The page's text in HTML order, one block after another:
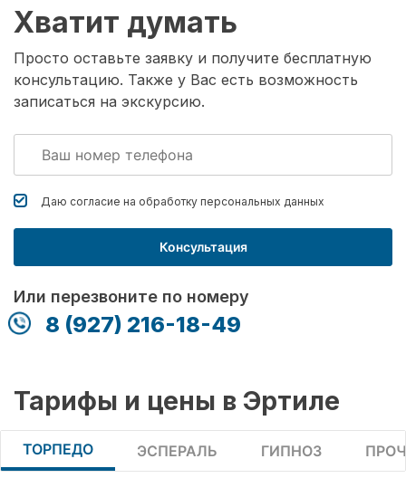
Хватит думать
Просто оставьте заявку и получите бесплатную
консультацию. Также у Вас есть возможность
записаться на экскурсию.
Даю согласие на обработку персональных данных
Консультация
Или перезвоните по номеру
8 (927) 216-18-49
Тарифы и цены в Эртиле
ТОРПЕДО ЭСПЕРАЛЬ ГИПНОЗ